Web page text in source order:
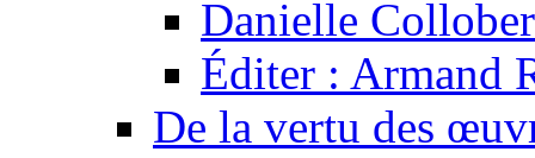
Danielle
Éditer : Armand
De la vertu des